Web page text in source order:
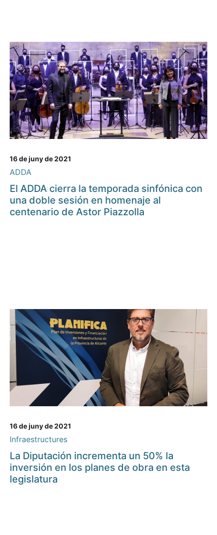
16 de juny de 2021
ADDA
El ADDA cierra la temporada sinfónica con
una doble sesión en homenaje al
centenario de Astor Piazzolla
16 de juny de 2021
Infraestructures
La Diputación incrementa un 50% la
inversión en los planes de obra en esta
legislatura